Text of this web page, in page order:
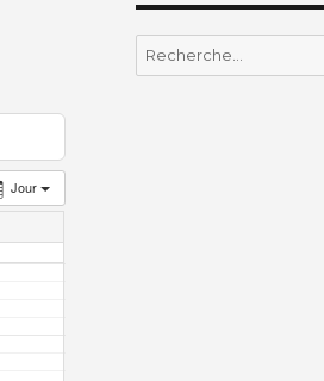
Jour
Recherche
pour